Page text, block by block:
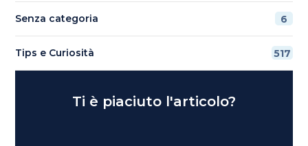
Senza categoria 6
Tips e Curiosità 517
Ti è piaciuto l'articolo?